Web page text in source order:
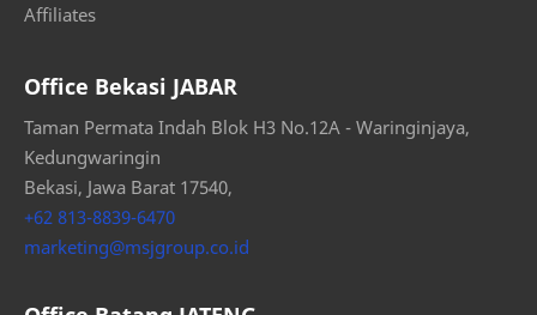
Affiliates
Office Bekasi JABAR
Taman Permata Indah Blok H3 No.12A - Waringinjaya,
Kedungwaringin
Bekasi, Jawa Barat 17540,
+62 813-8839-6470
marketing@msjgroup.co.id